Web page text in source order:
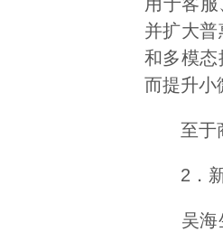
并扩大
和多模
而提升小
至于商
2．新
吴海生